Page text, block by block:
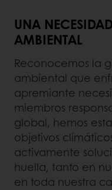
UNA
AMBIENTAL
Reconocemos la
ambiental que
apremiante
miembros
global, hemos
objetivos
activamente
huella, tanto en
en toda nuestra